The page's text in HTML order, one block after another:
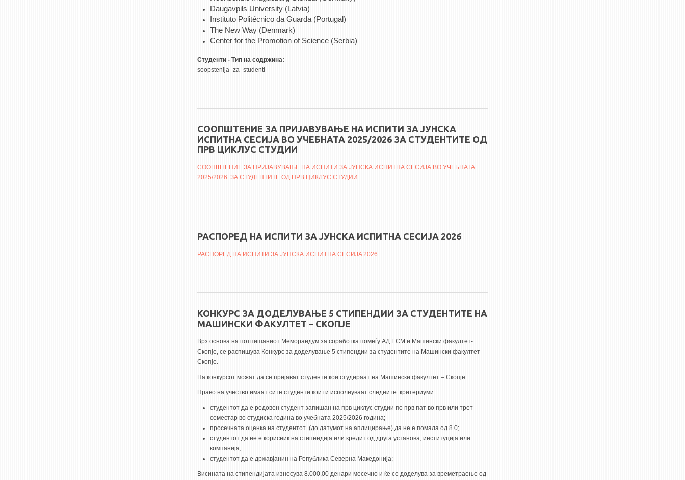
Daugavpils University (Latvia)
Instituto Politécnico da Guarda (Portugal)
The New Way (Denmark)
Center for the Promotion of Science (Serbia)
Студенти - Тип на содржина:
soopstenija_za_studenti
СООПШТЕНИЕ ЗА ПРИЈАВУВАЊЕ НА ИСПИТИ ЗА ЈУНСКА
ИСПИТНА СЕСИЈА ВО УЧЕБНАТА 2025/2026 ЗА СТУДЕНТИТЕ ОД
ПРВ ЦИКЛУС СТУДИИ
СООПШТЕНИЕ ЗА ПРИЈАВУВАЊЕ НА ИСПИТИ ЗА ЈУНСКА ИСПИТНА СЕСИЈА ВО УЧЕБНАТА
2025/2026 ЗА СТУДЕНТИТЕ ОД ПРВ ЦИКЛУС СТУДИИ
РАСПОРЕД НА ИСПИТИ ЗА ЈУНСКА ИСПИТНА СЕСИЈА 2026
РАСПОРЕД НА ИСПИТИ ЗА ЈУНСКА ИСПИТНА СЕСИЈA 2026
КОНКУРС ЗА ДОДЕЛУВАЊЕ 5 СТИПЕНДИИ ЗА СТУДЕНТИТЕ НА
МАШИНСКИ ФАКУЛТЕТ – СКОПЈЕ
Врз основа на потпишаниот Меморандум за соработка помеѓу АД ЕСМ и Машински факултет-
Скопје, се распишува Конкурс за доделување 5 стипендии за студентите на Машински факултет –
Скопје.
На конкурсот можат да се пријават студенти кои студираат на Машински факултет – Скопје.
Право на учество имаат сите студенти кои ги исполнуваат следните критериуми:
студентот да е редовен студент запишан на прв циклус студии по прв пат во прв или трет
семестар во студиска година во учебната 2025/2026 година;
просечната оценка на студентот (до датумот на аплицирање) да не е помала од 8.0;
студентот да не е корисник на стипендија или кредит од друга установа, институција или
компанија;
студентот да е државјанин на Република Северна Македонија;
Висината на стипендијата изнесува 8.000,00 денари месечно и ќе се доделува за времетраење од